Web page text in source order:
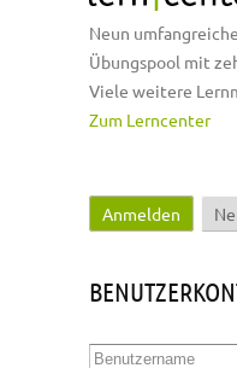
Neun
Übungspool mit
Viele weitere
Zum Lerncenter
Haupt-Reiter
Anmelden
Benutzername